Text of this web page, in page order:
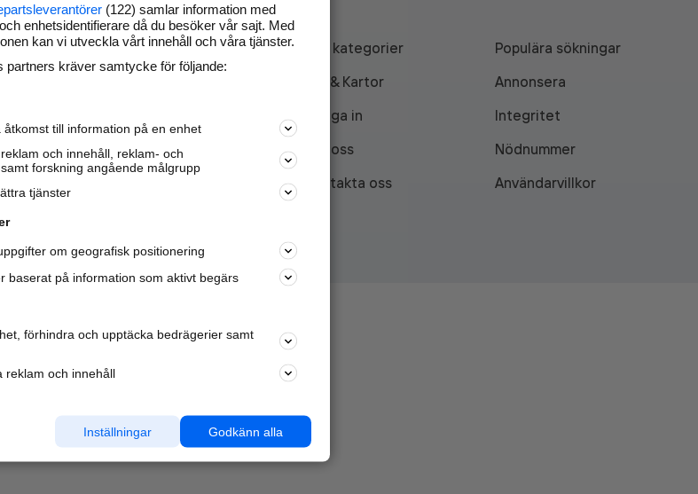
Marknadsför företaget på
nya kunder och
samarbetspartners nära dig.
Läs mer här
Alla kategorier
Populära sökningar
API & Kartor
Annonsera
Logga in
Integritet
Om oss
Nödnummer
Kontakta oss
Användarvillkor
(122) samlar information med
enhetsidentifierare då du besöker vår sajt. Med
kan vi utveckla vårt innehåll och våra tjänster.
partners kräver samtycke för följande:
åtkomst till information på en enhet
och innehåll, reklam- och
forskning angående målgrupp
tjänster
om geografisk positionering
baserat på information som aktivt begärs
förhindra och upptäcka bedrägerier samt
reklam och innehåll
Godkänn alla
Inställningar